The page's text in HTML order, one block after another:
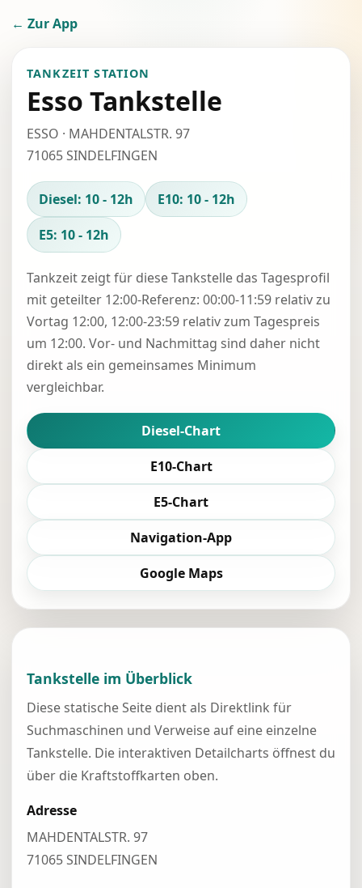
← Zur App
TANKZEIT STATION
Esso Tankstelle
ESSO · MAHDENTALSTR. 97
71065 SINDELFINGEN
Diesel: 10 - 12h
E10: 10 - 12h
E5: 10 - 12h
Tankzeit zeigt für diese Tankstelle das Tagesprofil
mit geteilter 12:00-Referenz: 00:00-11:59 relativ zu
Vortag 12:00, 12:00-23:59 relativ zum Tagespreis
um 12:00. Vor- und Nachmittag sind daher nicht
direkt als ein gemeinsames Minimum
vergleichbar.
Diesel-Chart
E10-Chart
E5-Chart
Navigation-App
Google Maps
Tankstelle im Überblick
Diese statische Seite dient als Direktlink für
Suchmaschinen und Verweise auf eine einzelne
Tankstelle. Die interaktiven Detailcharts öffnest du
über die Kraftstoffkarten oben.
Adresse
MAHDENTALSTR. 97
71065 SINDELFINGEN